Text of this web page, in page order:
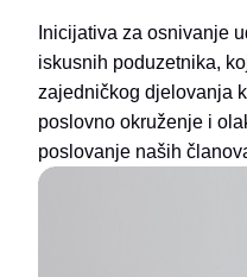
Inicijativa za osnivanje
iskusnih poduzetnika,
zajedničkog djelovanja
poslovno okruženje i
poslovanje naših